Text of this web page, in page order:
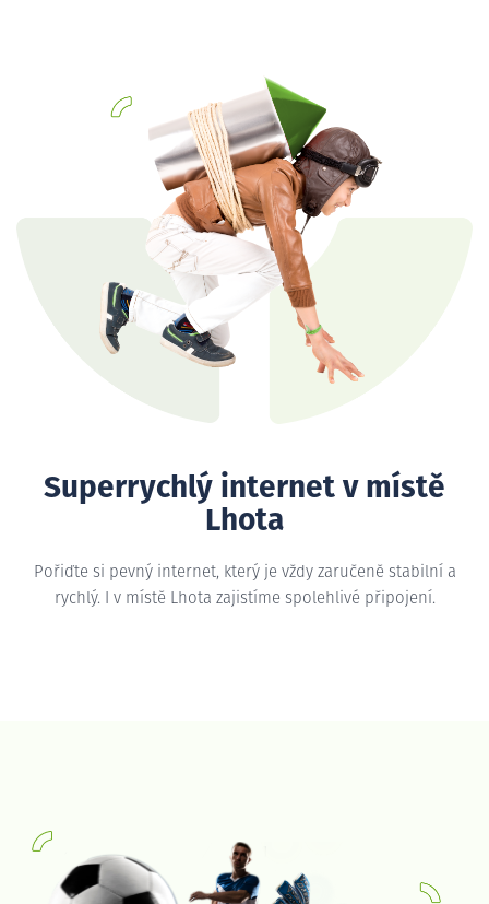
Superrychlý internet v místě
Lhota
Pořiďte si pevný internet, který je vždy zaručeně stabilní a
rychlý. I v místě Lhota zajistíme spolehlivé připojení.